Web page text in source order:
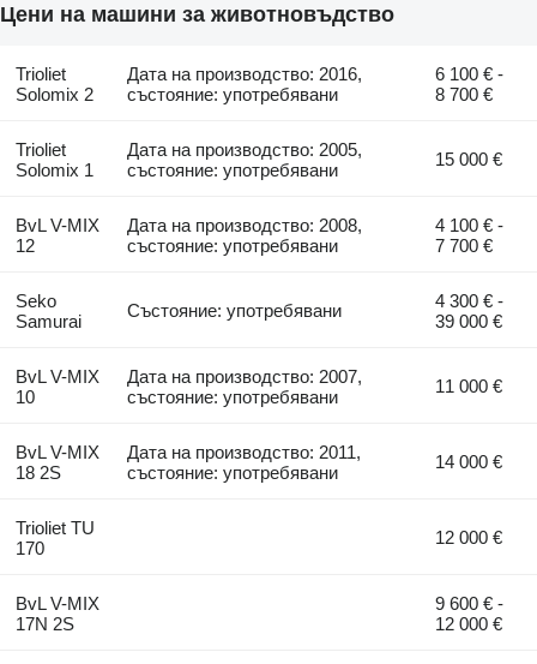
Цени на машини за животновъдство
Trioliet
Solomix 2
Дата на производство: 2016,
състояние: употребявани
6 100 € -
8 700 €
Trioliet
Solomix 1
Дата на производство: 2005,
състояние: употребявани
15 000 €
BvL V-MIX
12
Дата на производство: 2008,
състояние: употребявани
4 100 € -
7 700 €
Seko
Samurai
Състояние: употребявани
4 300 € -
39 000 €
BvL V-MIX
10
Дата на производство: 2007,
състояние: употребявани
11 000 €
BvL V-MIX
18 2S
Дата на производство: 2011,
състояние: употребявани
14 000 €
Trioliet TU
170
12 000 €
BvL V-MIX
17N 2S
9 600 € -
12 000 €